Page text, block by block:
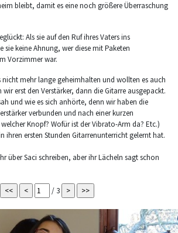
bleibt, damit es eine noch größere Überraschung
Als sie auf den Ruf ihres Vaters ins
keine Ahnung, wer diese mit Paketen
Vorzimmer war.
mehr lange geheimhalten und wollten es auch
erst den Verstärker, dann die Gitarre ausgepackt.
und wie es sich anhörte, denn wir haben die
verbunden und nach einer kurzen
Knopf? Wofür ist der Vibrato-Arm da? Etc.)
ihren ersten Stunden Gitarrenunterricht gelernt hat.
über Saci schreiben, aber ihr Lächeln sagt schon
/ 3